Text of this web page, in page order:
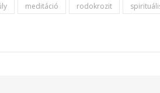
meditáció rodokrozit